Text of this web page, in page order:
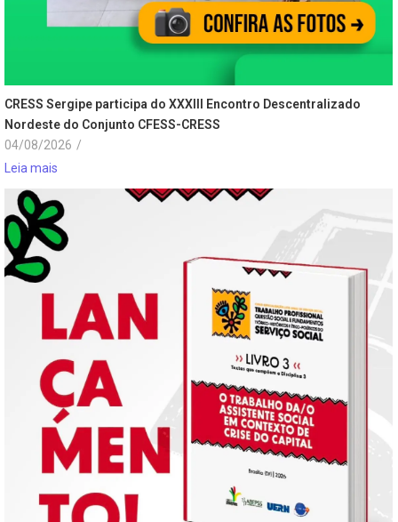
CRESS Sergipe participa do XXXIII Encontro Descentralizado
Nordeste do Conjunto CFESS-CRESS
04/08/2026 /
Leia mais